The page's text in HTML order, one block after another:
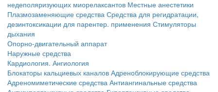
недеполяризующих миорелаксантов Местные анестетики
Плазмозаменяющие средства Средства для регидратации,
дезинтоксикации для парентер. применения Стимуляторы
дыхания
Опорно-двигательный аппарат
Наружные средства
Кардиология. Ангиология
Блокаторы кальциевых каналов Адреноблокирующие средства
Адреномиметические средства Антиангинальные средства